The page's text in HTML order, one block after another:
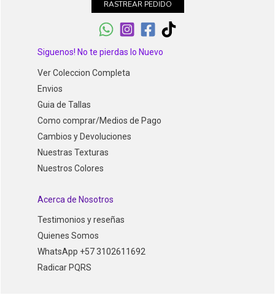
RASTREAR PEDIDO
Siguenos! No te pierdas lo Nuevo
Ver Coleccion Completa
Envios
Guia de Tallas
Como comprar/Medios de Pago
Cambios y Devoluciones
Nuestras Texturas
Nuestros Colores
Acerca de Nosotros
Testimonios y reseñas
Quienes Somos
WhatsApp +57 3102611692
Radicar PQRS